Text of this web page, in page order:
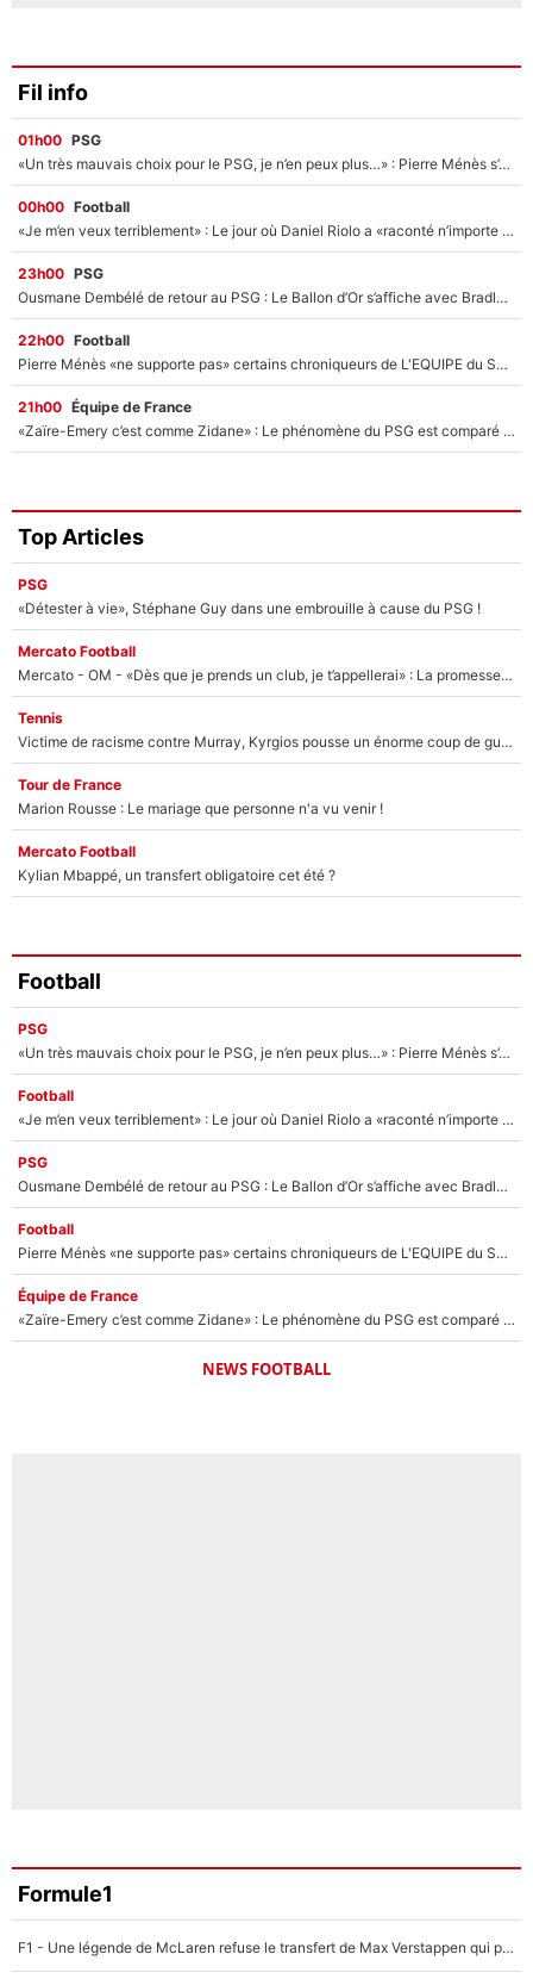
Fil info
01h00 PSG
«Un très mauvais choix pour le PSG, je n’en peux plus…» : Pierre Ménès s’est complètement trompé avec Luis Enrique et ces déclarations le prouvent !
00h00 Football
«Je m’en veux terriblement» : Le jour où Daniel Riolo a «raconté n’importe quoi» dans l'After Foot !
23h00 PSG
Ousmane Dembélé de retour au PSG : Le Ballon d’Or s’affiche avec Bradley Barcola en plein cœur du feuilleton sur son départ !
22h00 Football
Pierre Ménès «ne supporte pas» certains chroniqueurs de L'EQUIPE du Soir : Ils vont tous partir !
21h00 Équipe de France
«Zaïre-Emery c’est comme Zidane» : Le phénomène du PSG est comparé à son nouveau sélectionneur... et ils vont se retrouver en Bleus !
Top Articles
PSG
«Détester à vie», Stéphane Guy dans une embrouille à cause du PSG !
Mercato Football
Mercato - OM - «Dès que je prends un club, je t’appellerai» : La promesse de Marcelino au moment de claquer la porte
Tennis
Victime de racisme contre Murray, Kyrgios pousse un énorme coup de gueule !
Tour de France
Marion Rousse : Le mariage que personne n'a vu venir !
Mercato Football
Kylian Mbappé, un transfert obligatoire cet été ?
Football
PSG
«Un très mauvais choix pour le PSG, je n’en peux plus…» : Pierre Ménès s’est complètement trompé avec Luis Enrique et ces déclarations le prouvent !
Football
«Je m’en veux terriblement» : Le jour où Daniel Riolo a «raconté n’importe quoi» dans l'After Foot !
PSG
Ousmane Dembélé de retour au PSG : Le Ballon d’Or s’affiche avec Bradley Barcola en plein cœur du feuilleton sur son départ !
Football
Pierre Ménès «ne supporte pas» certains chroniqueurs de L'EQUIPE du Soir : Ils vont tous partir !
Équipe de France
«Zaïre-Emery c’est comme Zidane» : Le phénomène du PSG est comparé à son nouveau sélectionneur... et ils vont se retrouver en Bleus !
NEWS FOOTBALL
Formule1
F1 - Une légende de McLaren refuse le transfert de Max Verstappen qui pourrait «faire des vagues» et plomber l'ambiance dans l'équipe